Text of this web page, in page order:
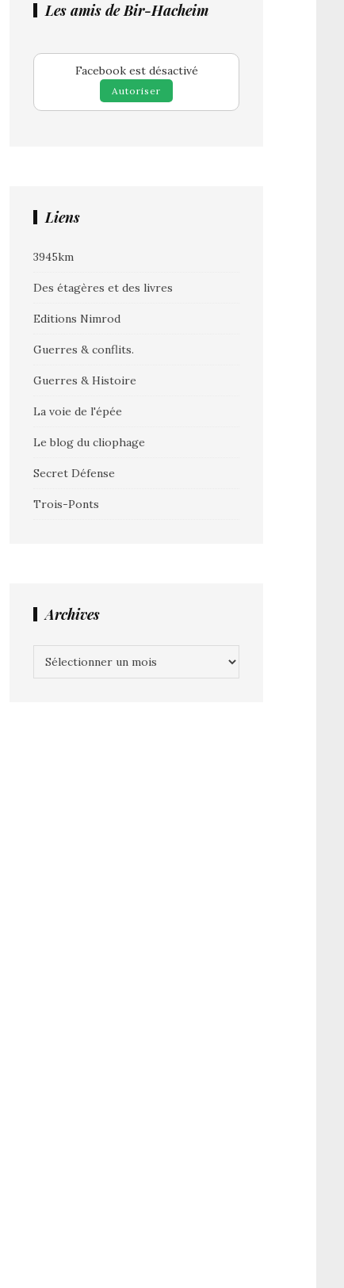
Les amis de Bir-Hacheim
Facebook est désactivé
Autoriser
Liens
3945km
Des étagères et des livres
Editions Nimrod
Guerres & conflits.
Guerres & Histoire
La voie de l'épée
Le blog du cliophage
Secret Défense
Trois-Ponts
Archives